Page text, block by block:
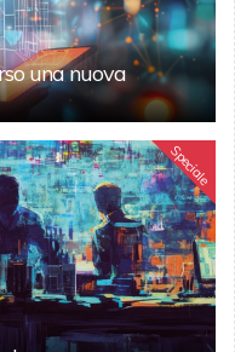
una nuova
Speciale